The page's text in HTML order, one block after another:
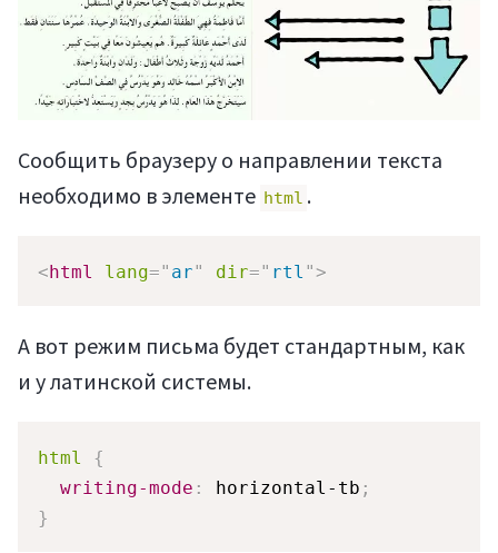
Сообщить браузеру о направлении текста
необходимо в элементе html .
< html lang=" ar" dir=" rtl ">
А вот режим письма будет стандартным, как
и у латинской системы.
html
{
writing-mode : horizontal-tb ;
}